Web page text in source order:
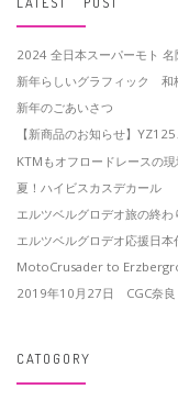
2024 全日本スーパーモト 名
新年らしいグラフィック 和
新年のごあいさつ
【新商品のお知らせ】
KTMもオフロードレースの
夏！ハイビスカスデカール
エルツベルグロデオ旅の終
エルツベルグロデオ応援日本
MotoCrusader to
2019年10月27日 CGC奈良
CATOGORY